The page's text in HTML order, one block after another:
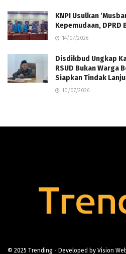
KNPI Usulkan
Kepemudaan,
14/07/2026
Disdikbud Ungkap
RSUD Bukan Warga
Siapkan Tindak
10/07/2026
© 2025 Trending - Developed by Vision